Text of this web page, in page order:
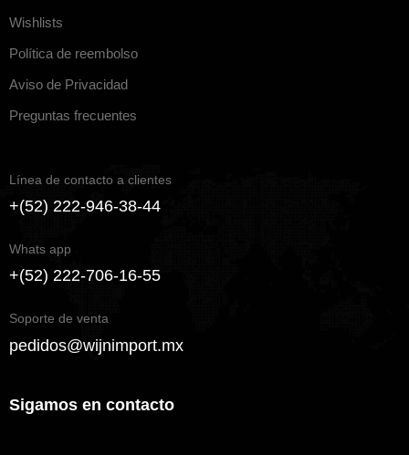
Wishlists
Política de reembolso
Aviso de Privacidad
Preguntas frecuentes
Línea de contacto a clientes
+(52) 222-946-38-44
Whats app
+(52) 222-706-16-55
Soporte de venta
pedidos@wijnimport.mx
Sigamos en contacto